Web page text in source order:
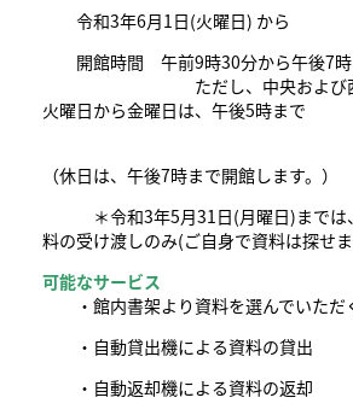
令和3年6月1日(火曜日) から
開館時間 午前9時30分から午後7時
ただし、中央および西部
火曜日から金曜日は、午後5時まで
（休日は、午後7時まで開館します。）
＊令和3年5月31日(月曜日)までは
料の受け渡しのみ(ご自身で資料は探せま
可能なサービス
・館内書架より資料を選んでいただ
・自動貸出機による資料の貸出
・自動返却機による資料の返却